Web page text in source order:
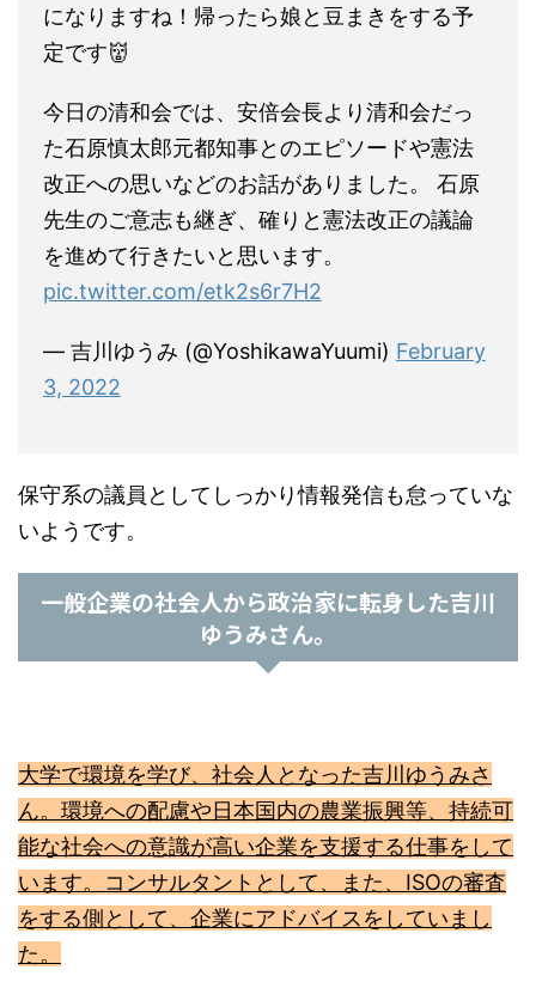
になりますね！帰ったら娘と豆まきをする予
定です👹
今日の清和会では、安倍会長より清和会だっ
た石原慎太郎元都知事とのエピソードや憲法
改正への思いなどのお話がありました。 石原
先生のご意志も継ぎ、確りと憲法改正の議論
を進めて行きたいと思います。
pic.twitter.com/etk2s6r7H2
— 吉川ゆうみ (@YoshikawaYuumi) February
3, 2022
保守系の議員としてしっかり情報発信も怠っていな
いようです。
一般企業の社会人から政治家に転身した吉川
ゆうみさん。
大学で環境を学び、社会人となった吉川ゆうみさ
ん。環境への配慮や日本国内の農業振興等、持続可
能な社会への意識が高い企業を支援する仕事をして
います。コンサルタントとして、また、ISOの審査
をする側として、企業にアドバイスをしていまし
た。